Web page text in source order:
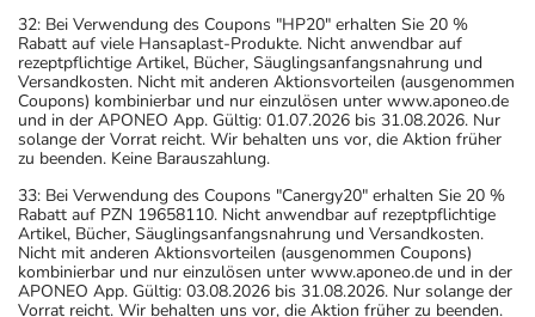
32: Bei Verwendung des Coupons "HP20" erhalten Sie 20 %
Rabatt auf viele Hansaplast-Produkte. Nicht anwendbar auf
rezeptpflichtige Artikel, Bücher, Säuglingsanfangsnahrung und
Versandkosten. Nicht mit anderen Aktionsvorteilen (ausgenommen
Coupons) kombinierbar und nur einzulösen unter www.aponeo.de
und in der APONEO App. Gültig: 01.07.2026 bis 31.08.2026. Nur
solange der Vorrat reicht. Wir behalten uns vor, die Aktion früher
zu beenden. Keine Barauszahlung.
33: Bei Verwendung des Coupons "Canergy20" erhalten Sie 20 %
Rabatt auf PZN 19658110. Nicht anwendbar auf rezeptpflichtige
Artikel, Bücher, Säuglingsanfangsnahrung und Versandkosten.
Nicht mit anderen Aktionsvorteilen (ausgenommen Coupons)
kombinierbar und nur einzulösen unter www.aponeo.de und in der
APONEO App. Gültig: 03.08.2026 bis 31.08.2026. Nur solange der
Vorrat reicht. Wir behalten uns vor, die Aktion früher zu beenden.